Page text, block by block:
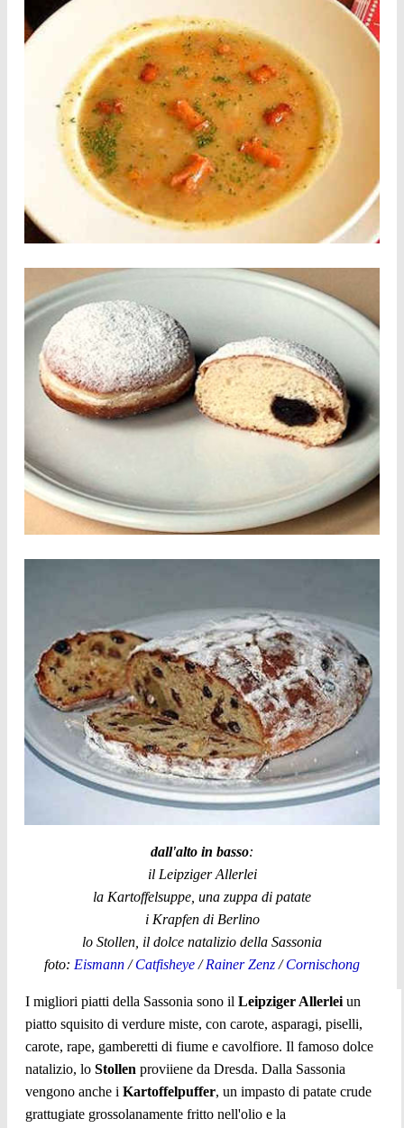
dall'alto in basso:
il Leipziger Allerlei
la Kartoffelsuppe, una zuppa di patate
i Krapfen di Berlino
lo Stollen, il dolce natalizio della Sassonia
foto: Eismann /Catfisheye /Rainer Zenz /Cornischong
I migliori piatti della Sassonia sono il Leipziger Allerlei un
piatto squisito di verdure miste, con carote, asparagi, piselli,
carote, rape, gamberetti di fiume e cavolfiore. Il famoso dolce
natalizio, lo Stollen proviiene da Dresda. Dalla Sassonia
vengono anche i Kartoffelpuffer, un impasto di patate crude
grattugiate grossolanamente fritto nell'olio e la